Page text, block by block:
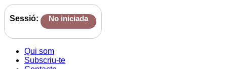
Sessió: No iniciada
Qui som
Subscriu-te